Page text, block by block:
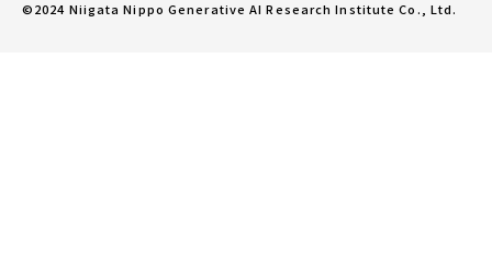
©2024 Niigata Nippo Generative AI Research Institute Co., Ltd.